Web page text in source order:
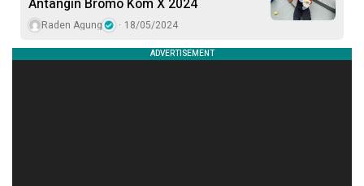
Antangin Bromo Kom X 2024
Raden Agung 18/05/2024